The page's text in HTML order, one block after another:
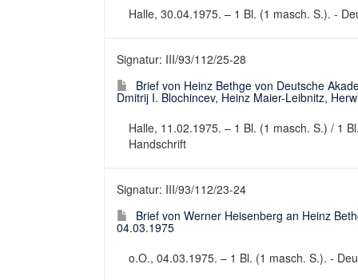
Halle, 30.04.1975. – 1 Bl. (1 masch. S.). -
Signatur: III/93/112/25-28
Brief von Heinz Bethge von Deutsche
Dmitrij I. Blochincev, Heinz Maier-Leibnitz,
Halle, 11.02.1975. – 1 Bl. (1 masch. S.) / 1
Handschrift
Signatur: III/93/112/23-24
Brief von Werner Heisenberg an Heinz
04.03.1975
o.O., 04.03.1975. – 1 Bl. (1 masch. S.). -